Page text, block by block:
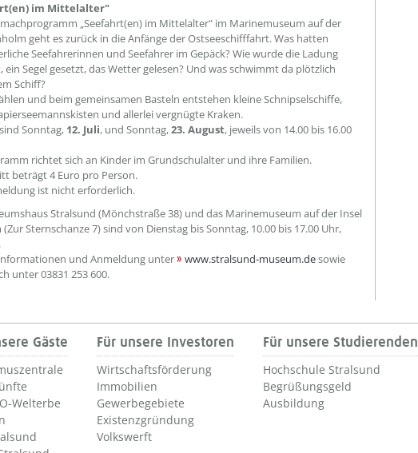
im Mittelalter"
„Seefahrt(en) im Mittelalter" im Marinemuseum auf der
geht es zurück in die Anfänge der Ostseeschifffahrt. Was hatten
Seefahrerinnen und Seefahrer im Gepäck? Wie wurde die Ladung
ein Segel gesetzt, das Wetter gelesen? Und was schwimmt da plötzlich
Schiff?
und beim gemeinsamen Basteln entstehen kleine Schnipselschiffe,
und allerlei vergnügte Kraken.
Sonntag, 12. Juli, und Sonntag,23. August, jeweils von 14.00 bis 16.00
richtet sich an Kinder im Grundschulalter und ihre Familien.
beträgt 4 Euro pro Person.
ist nicht erforderlich.
Stralsund (Mönchstraße 38) und das Marinemuseum auf der Insel
Sternschanze 7) sind von Dienstag bis Sonntag, 10.00 bis 17.00 Uhr,
und Anmeldung unter
www.stralsund-museum.desowie
unter 03831 253 600.
Gäste
Welterbe
Für unsere Investoren
Wirtschaftsförderung
Immobilien
Gewerbegebiete
Existenzgründung
Volkswerft
Für unsere Studierenden
Hochschule Stralsund
Begrüßungsgeld
Ausbildung